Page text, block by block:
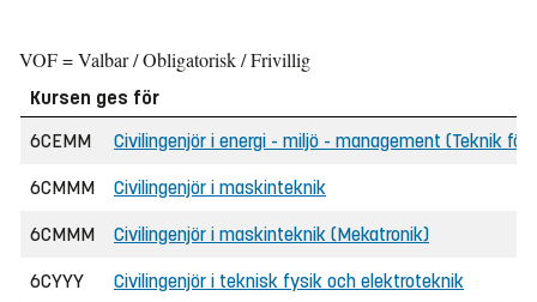
VOF = Valbar / Obligatorisk / Frivillig
Kursen ges för
6CEMM
Civilingenjör i energi - miljö - management (Teknik
6CMMM Civilingenjör i maskinteknik
6CMMM Civilingenjör i maskinteknik (Mekatronik)
6CYYY Civilingenjör i teknisk fysik och elektroteknik